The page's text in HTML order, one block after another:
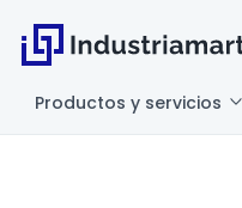
Productos y servicios